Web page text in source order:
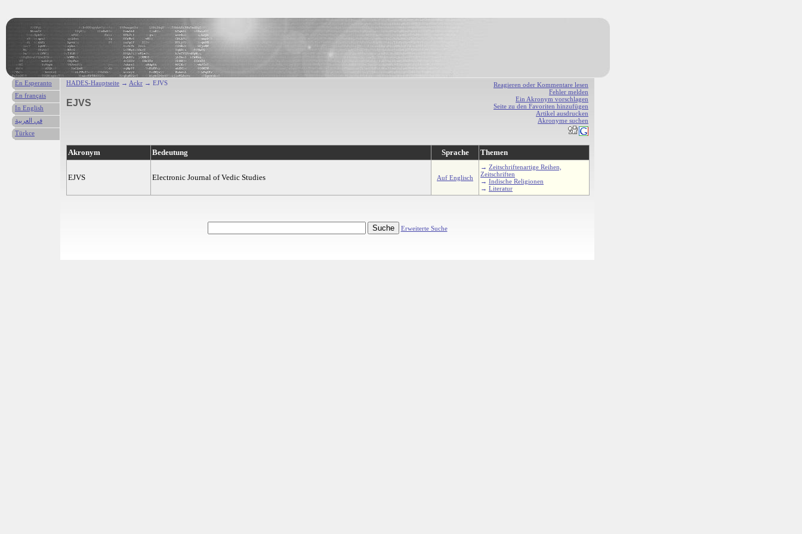
Reagieren oder Kommentare lesen
Fehler melden
Ein Akronym vorschlagen
Seite zu den Favoriten hinzufügen
Artikel ausdrucken
Akronyme suchen
HADES-Hauptseite → Ackr → EJVS
EJVS
Akronym Bedeutung Sprache Themen
EJVS Electronic Journal of Vedic Studies Auf Englisch
→ Zeitschriftenartige Reihen,
Zeitschriften
→ Indische Religionen
→ Literatur
Erweiterte Suche
En Esperanto
En français
In English
في العربية
Türkce